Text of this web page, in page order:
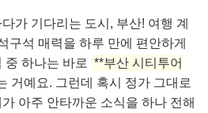
가 기다리는 도시, 부산! 여행 계
구석 매력을 하루 만에 편안하게
중 하나는 바로 **부산 시티투어
거예요. 그런데 혹시 정가 그대로
아주 안타까운 소식을 하나 전해